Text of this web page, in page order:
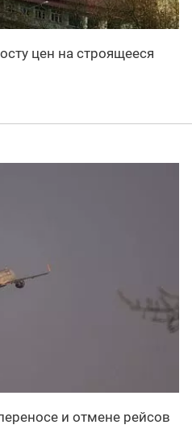
цен на строящееся
и отмене рейсов